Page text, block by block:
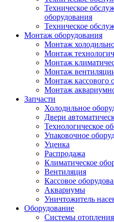
Техническое
оборудования
Техническое
Монтаж оборудования
Монтаж
Монтаж
Монтаж
Монтаж
Монтаж кассового
Монтаж
Запчасти
Холодильное
Двери
Технологическое
Упаковочное
Уценка
Распродажа
Климатическое
Вентиляция
Кассовое
Аквариумы
Уничтожитель
Оборудование
Системы отопления